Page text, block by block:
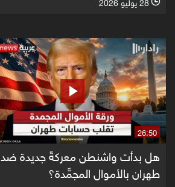
26:50
هل بدأت واشنطن معركةً جديدة ضد
طهران بالأموال المجمَّدة؟